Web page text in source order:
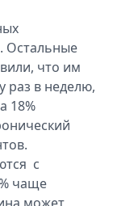
Остальные
что им
раз в неделю,
18%
с
чаще